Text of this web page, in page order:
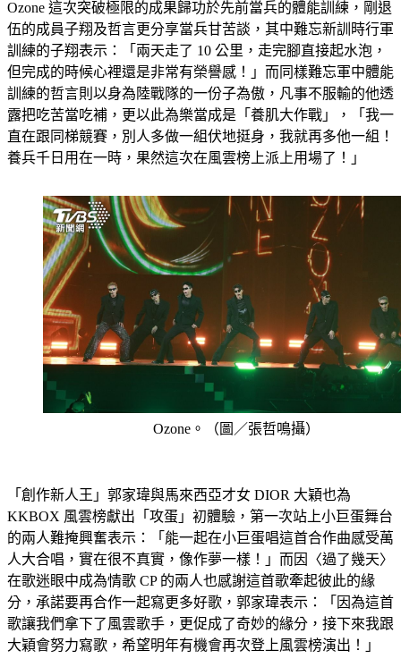
Ozone 這次突破極限的成果歸功於先前當兵的體能訓練，剛退
伍的成員子翔及哲言更分享當兵甘苦談，其中難忘新訓時行軍
訓練的子翔表示：「兩天走了 10 公里，走完腳直接起水泡，
但完成的時候心裡還是非常有榮譽感！」而同樣難忘軍中體能
訓練的哲言則以身為陸戰隊的一份子為傲，凡事不服輸的他透
露把吃苦當吃補，更以此為樂當成是「養肌大作戰」，「我一
直在跟同梯競賽，別人多做一組伏地挺身，我就再多他一組！
養兵千日用在一時，果然這次在風雲榜上派上用場了！」
Ozone。（圖／張哲鳴攝）
「創作新人王」郭家瑋與馬來西亞才女 DIOR 大穎也為
KKBOX 風雲榜獻出「攻蛋」初體驗，第一次站上小巨蛋舞台
的兩人難掩興奮表示：「能一起在小巨蛋唱這首合作曲感受萬
人大合唱，實在很不真實，像作夢一樣！」而因〈過了幾天〉
在歌迷眼中成為情歌 CP 的兩人也感謝這首歌牽起彼此的緣
分，承諾要再合作一起寫更多好歌，郭家瑋表示：「因為這首
歌讓我們拿下了風雲歌手，更促成了奇妙的緣分，接下來我跟
大穎會努力寫歌，希望明年有機會再次登上風雲榜演出！」